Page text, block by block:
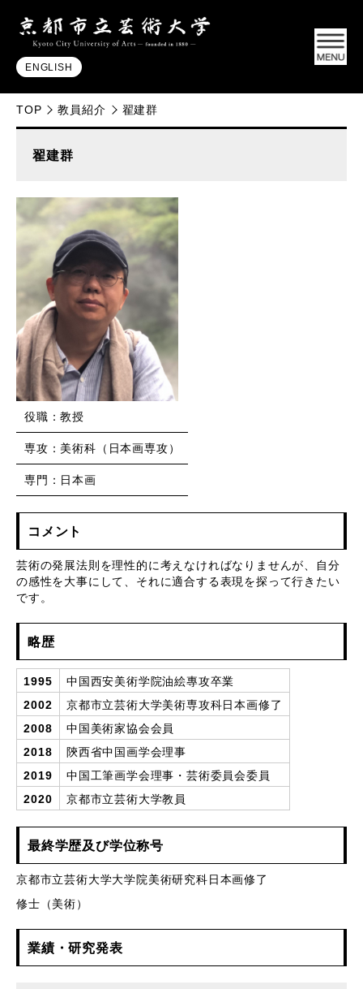
ENGLISH
TOP 教員紹介 翟建群
翟建群
役職：教授
専攻：美術科（日本画専攻）
専門：日本画
コメント
芸術の発展法則を理性的に考えなければなりませんが、自分
の感性を大事にして、それに適合する表現を探って行きたい
です。
略歴
1995
中国西安美術学院油絵專攻卒業
2002
京都市立芸術大学美術専攻科日本画修了
2008
中国美術家協会会員
2018
陝西省中国画学会理事
2019
中国工筆画学会理事・芸術委員会委員
2020
京都市立芸術大学教員
最終学歴及び学位称号
京都市立芸術大学大学院美術研究科日本画修了
修士（美術）
業績・研究発表